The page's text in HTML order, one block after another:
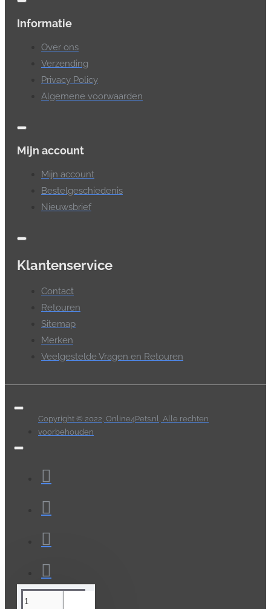
Informatie
Over ons
Verzending
Privacy Policy
Algemene voorwaarden
Mijn account
Mijn account
Bestelgeschiedenis
Nieuwsbrief
Klantenservice
Contact
Retouren
Sitemap
Merken
Veelgestelde Vragen en Retouren
Copyright © 2022, Online4Pets.nl, Alle rechten
voorbehouden